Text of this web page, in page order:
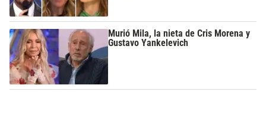
Murió Mila, la nieta de Cris Morena y
Gustavo Yankelevich